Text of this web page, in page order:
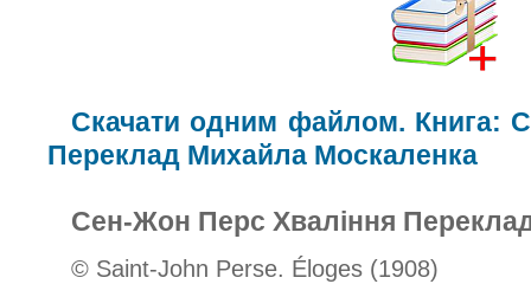
Скачати одним файлом. Книга:
Переклад Михайла Москаленка
Сен-Жон Перс Хваління
© Saint-John Perse. Éloges (1908)